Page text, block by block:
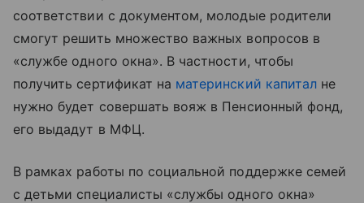
соответствии с документом, молодые родители
смогут решить множество важных вопросов в
«службе одного окна». В частности, чтобы
получить сертификат на материнский капитал не
нужно будет совершать вояж в Пенсионный фонд,
его выдадут в МФЦ.
В рамках работы по социальной поддержке семей
с детьми специалисты «службы одного окна»